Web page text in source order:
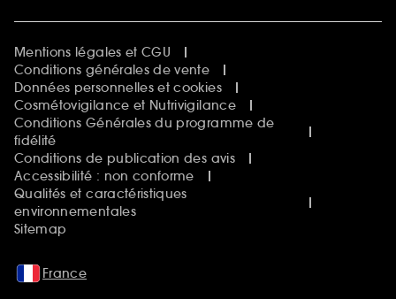
Mentions légales et CGU
Conditions générales de vente
Données personnelles et cookies
Cosmétovigilance et Nutrivigilance
Conditions Générales du programme de
fidélité
Conditions de publication des avis
Accessibilité : non conforme
Qualités et caractéristiques
environnementales
Sitemap
France